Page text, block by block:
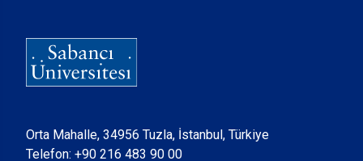
Orta Mahalle, 34956 Tuzla, İstanbul, Türkiye
Telefon: +90 216 483 90 00